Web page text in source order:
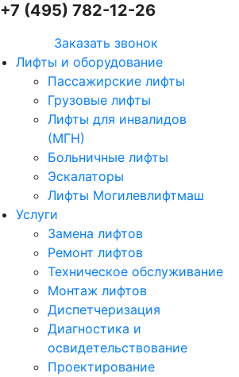
+7 (495) 782-12-26
Заказать звонок
Лифты и оборудование
Пассажирские лифты
Грузовые лифты
Лифты для инвалидов
(МГН)
Больничные лифты
Эскалаторы
Лифты Могилевлифтмаш
Услуги
Замена лифтов
Ремонт лифтов
Техническое обслуживание
Монтаж лифтов
Диспетчеризация
Диагностика и
освидетельствование
Проектирование